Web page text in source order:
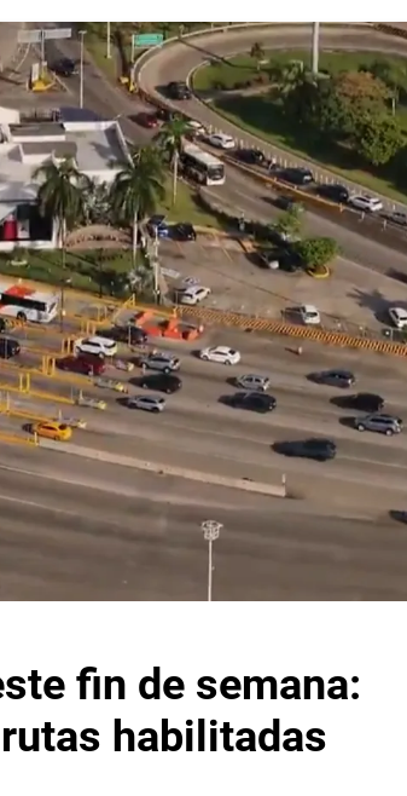
fin de semana:
habilitadas